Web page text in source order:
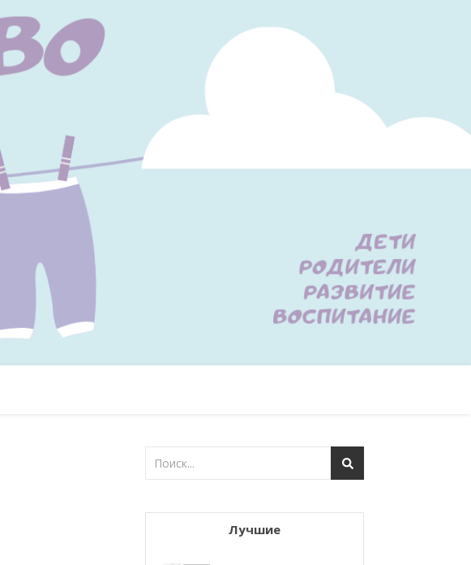
Лучшие